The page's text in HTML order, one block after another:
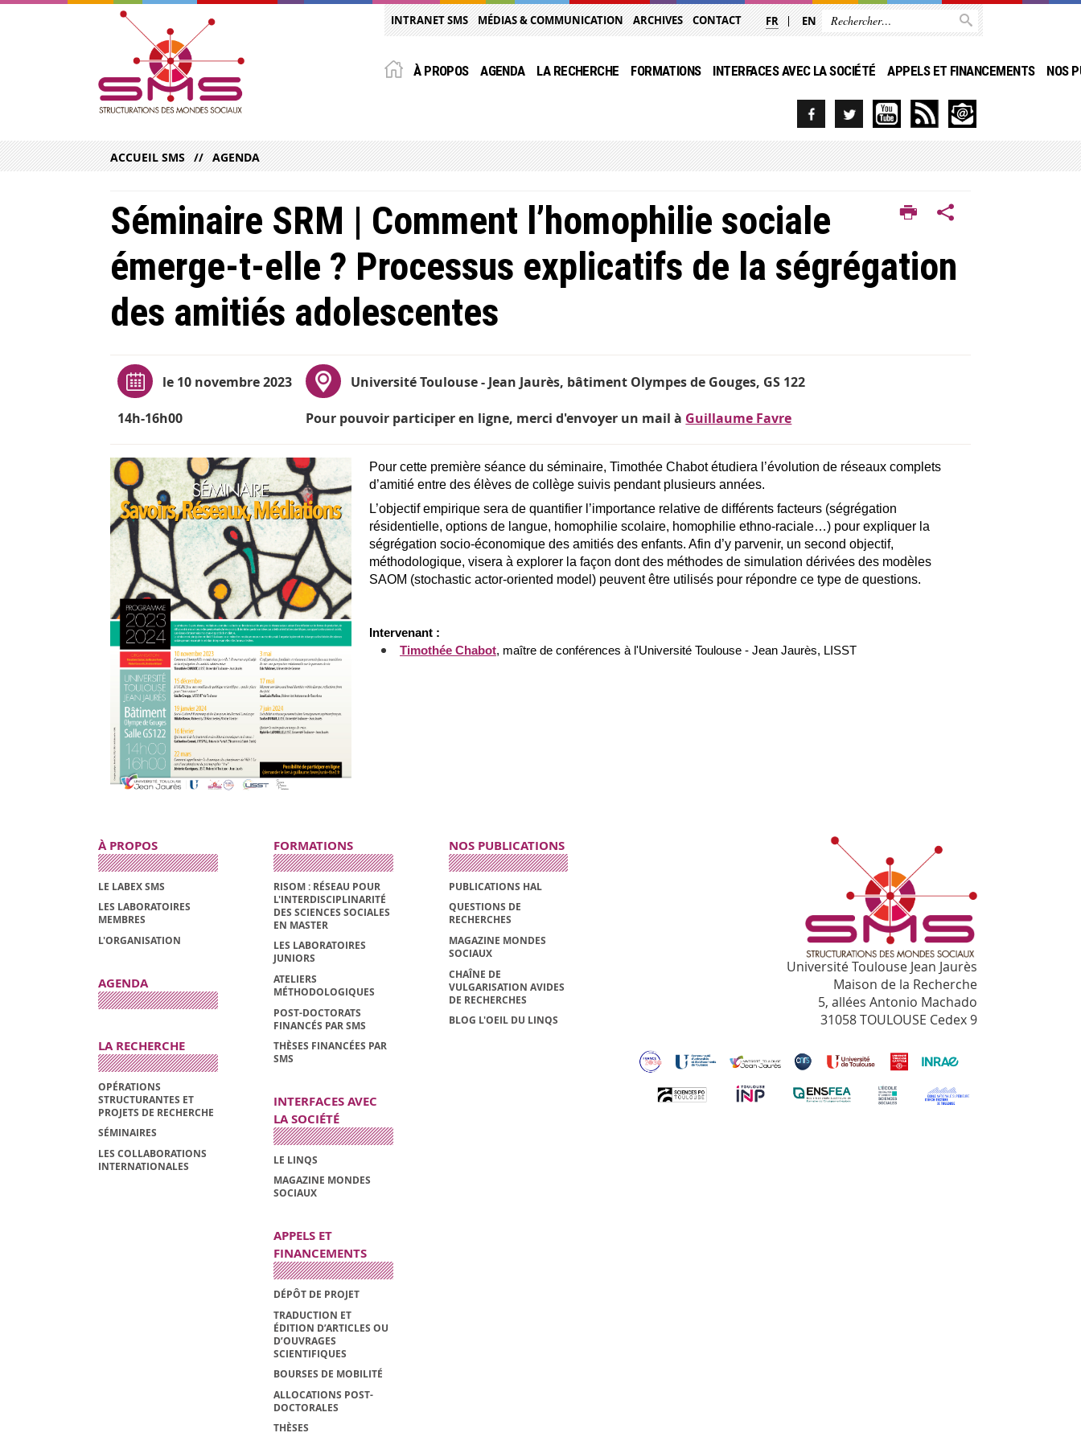
INTRANET SMS MÉDIAS & COMMUNICATION ARCHIVES CONTACT FR EN
À PROPOS AGENDA LA RECHERCHE FORMATIONS INTERFACES AVEC LA SOCIÉTÉ APPELS ET FINANCEMENTS NOS
ACCUEIL SMS AGENDA
Séminaire SRM | Comment l’homophilie sociale
émerge-t-elle ? Processus explicatifs de la ségrégation
des amitiés adolescentes
le 10 novembre 2023
14h-16h00
Université Toulouse - Jean Jaurès, bâtiment Olympes de Gouges, GS 122
Pour pouvoir participer en ligne, merci d'envoyer un mail à Guillaume Favre
Pour cette première séance du séminaire, Timothée Chabot étudiera l’évolution de réseaux complets
d’amitié entre des élèves de collège suivis pendant plusieurs années.
L’objectif empirique sera de quantifier l’importance relative de différents facteurs (ségrégation
résidentielle, options de langue, homophilie scolaire, homophilie ethno-raciale…) pour expliquer la
ségrégation socio-économique des amitiés des enfants. Afin d’y parvenir, un second objectif,
méthodologique, visera à explorer la façon dont des méthodes de simulation dérivées des modèles
SAOM (stochastic actor-oriented model ) peuvent être utilisés pour répondre ce type de questions.
Intervenant :
Timothée Chabot, maître de conférences à l'Université Toulouse - Jean Jaurès, LISST
À PROPOS
LE LABEX SMS
LES LABORATOIRES
MEMBRES
L'ORGANISATION
AGENDA
LA RECHERCHE
OPÉRATIONS
STRUCTURANTES ET
PROJETS DE RECHERCHE
SÉMINAIRES
LES COLLABORATIONS
INTERNATIONALES
FORMATIONS
RISOM : RÉSEAU POUR
L'INTERDISCIPLINARITÉ
DES SCIENCES SOCIALES
EN MASTER
LES LABORATOIRES
JUNIORS
ATELIERS
MÉTHODOLOGIQUES
POST-DOCTORATS
FINANCÉS PAR SMS
THÈSES FINANCÉES PAR
SMS
INTERFACES AVEC
LA SOCIÉTÉ
LE LINQS
MAGAZINE MONDES
SOCIAUX
APPELS ET
FINANCEMENTS
DÉPÔT DE PROJET
TRADUCTION ET
ÉDITION D’ARTICLES OU
D’OUVRAGES
SCIENTIFIQUES
BOURSES DE MOBILITÉ
ALLOCATIONS POST-
DOCTORALES
THÈSES
NOS PUBLICATIONS
PUBLICATIONS HAL
QUESTIONS DE
RECHERCHES
MAGAZINE MONDES
SOCIAUX
CHAÎNE DE
VULGARISATION AVIDES
DE RECHERCHES
BLOG L'OEIL DU LINQS
Université Toulouse Jean Jaurès
Maison de la Recherche
5, allées Antonio Machado
31058 TOULOUSE Cedex 9